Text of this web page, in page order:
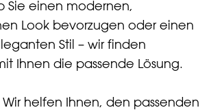
Sie einen modernen,
Look bevorzugen oder einen
Stil – wir finden
Ihnen die passende Lösung.
Wir helfen Ihnen, den passenden